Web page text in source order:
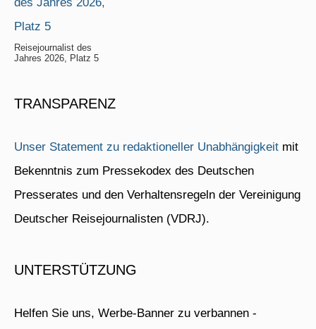
Reisejournalist des
Jahres 2026, Platz 5
TRANSPARENZ
Unser Statement zu redaktioneller Unabhängigkeit mit
Bekenntnis zum Pressekodex des Deutschen
Presserates und den Verhaltensregeln der Vereinigung
Deutscher Reisejournalisten (VDRJ).
UNTERSTÜTZUNG
Helfen Sie uns, Werbe-Banner zu verbannen -